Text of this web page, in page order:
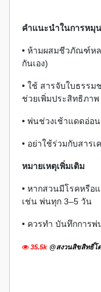
คำแนะนำในการหมุ
• ห้ามผสมชีวภัณฑ์หล
กันเอง)
• ใช้ สารจับใบธรร
ช่วยเพิ่มประสิทธิภาพ
• พ่นช่วงเช้าแดดอ่อ
• อย่าใช้ร่วมกับสาร
หมายเหตุเพิ่มเติม
• หากสวนมีโรคหรือ
เช่น พ่นทุก 3–5 วัน
• ควรทำ บันทึกการ
35.5k @สงวนสิขสิทธิ์โ